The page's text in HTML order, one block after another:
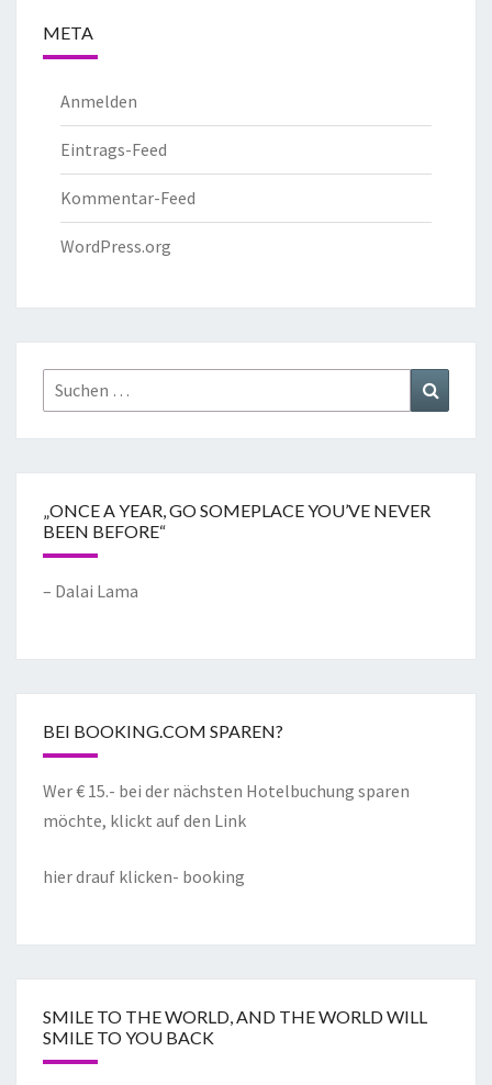
META
Anmelden
Eintrags-Feed
Kommentar-Feed
WordPress.org
„ONCE A YEAR, GO SOMEPLACE YOU’VE NEVER
BEEN BEFORE“
– Dalai Lama
BEI BOOKING.COM SPAREN?
Wer € 15.- bei der nächsten Hotelbuchung sparen
möchte, klickt auf den Link
hier drauf klicken- booking
SMILE TO THE WORLD, AND THE WORLD WILL
SMILE TO YOU BACK